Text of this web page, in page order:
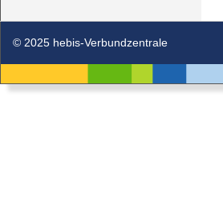
© 2025 hebis-Verbundzentrale